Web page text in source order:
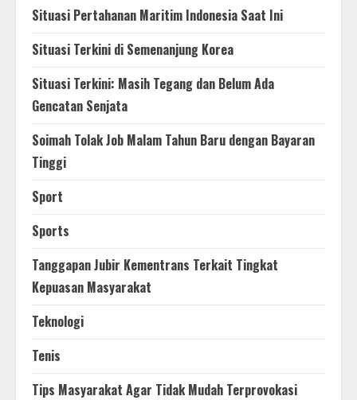
Situasi Pertahanan Maritim Indonesia Saat Ini
Situasi Terkini di Semenanjung Korea
Situasi Terkini: Masih Tegang dan Belum Ada
Gencatan Senjata
Soimah Tolak Job Malam Tahun Baru dengan Bayaran
Tinggi
Sport
Sports
Tanggapan Jubir Kementrans Terkait Tingkat
Kepuasan Masyarakat
Teknologi
Tenis
Tips Masyarakat Agar Tidak Mudah Terprovokasi